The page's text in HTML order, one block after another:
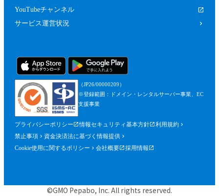
YouTubeチャンネル
サービス運営状況
（JP26/00000209）
※登録範囲：ドメイン・レンタルサーバー事業、EC
支援事業
プライバシーポリシー 情報セキュリティ基本方針
利用規約
禁止事項
資金決済法に基づく情報提供
Cookie使用に関するポリシー
会社概要 採用情報
©GMO Pepabo, Inc. All rights reserved.